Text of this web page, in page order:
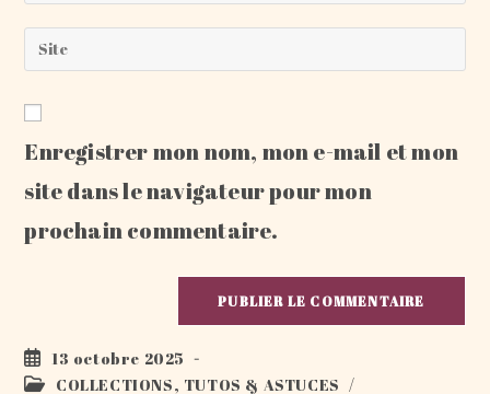
to
comment
email
address
comment
Saisir
l’URL
votre
site
Enregistrer mon nom, mon e-mail et mon
site dans le navigateur pour mon
prochain commentaire.
Publication
publiée :
13 octobre 2025
PostCOLLECTIONS, TUTOS & ASTUCES /